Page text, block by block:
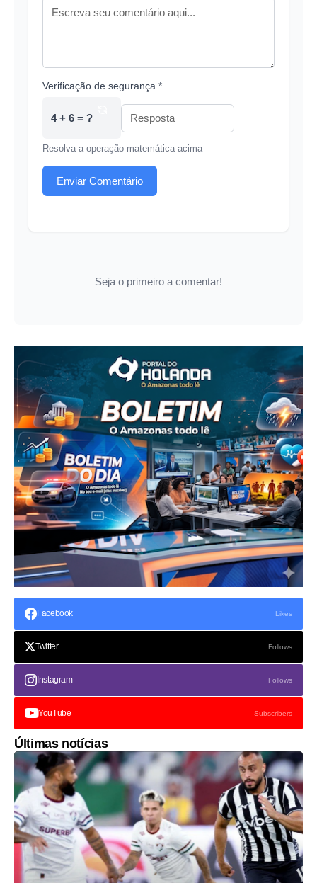
Verificação de segurança *
4 + 6 = ?
Resolva a operação matemática acima
Enviar Comentário
Seja o primeiro a comentar!
Facebook Likes
Twitter Follows
Instagram Follows
YouTube Subscribers
Últimas notícias